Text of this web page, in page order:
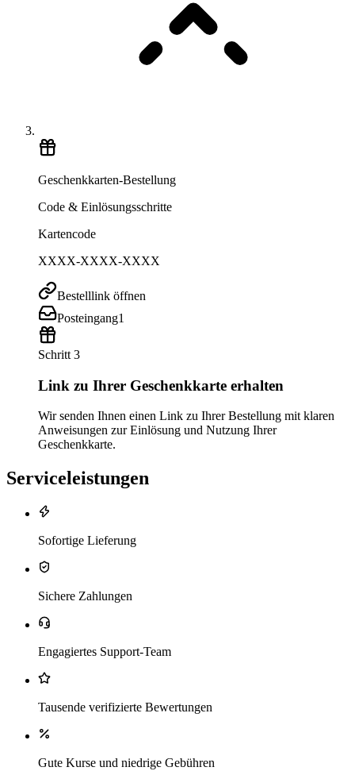
Geschenkkarten-Bestellung
Code & Einlösungsschritte
Kartencode
XXXX-XXXX-XXXX
Bestelllink öffnen
Posteingang1
Schritt 3
Link zu Ihrer Geschenkkarte erhalten
Wir senden Ihnen einen Link zu Ihrer Bestellung mit klaren
Anweisungen zur Einlösung und Nutzung Ihrer
Geschenkkarte.
Serviceleistungen
Sofortige Lieferung
Sichere Zahlungen
Engagiertes Support-Team
Tausende verifizierte Bewertungen
Gute Kurse und niedrige Gebühren